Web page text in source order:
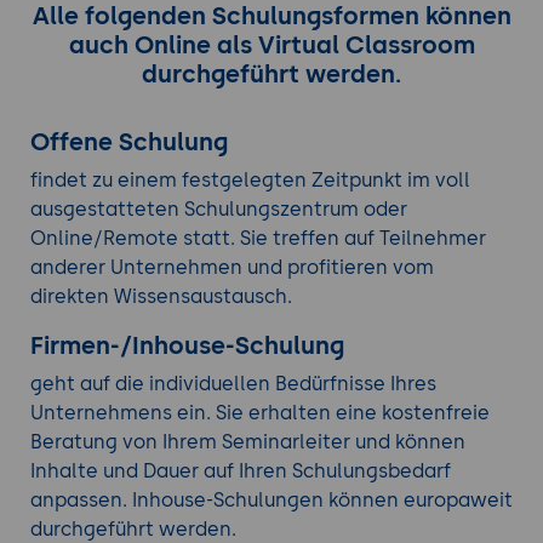
Alle folgenden Schulungsformen können
auch Online als Virtual Classroom
durchgeführt werden.
Offene Schulung
findet zu einem festgelegten Zeitpunkt im voll
ausgestatteten Schulungszentrum oder
Online/Remote statt. Sie treffen auf Teilnehmer
anderer Unternehmen und profitieren vom
direkten Wissensaustausch.
Firmen-/Inhouse-Schulung
geht auf die individuellen Bedürfnisse Ihres
Unternehmens ein. Sie erhalten eine kostenfreie
Beratung von Ihrem Seminarleiter und können
Inhalte und Dauer auf Ihren Schulungsbedarf
anpassen. Inhouse-Schulungen können europaweit
durchgeführt werden.